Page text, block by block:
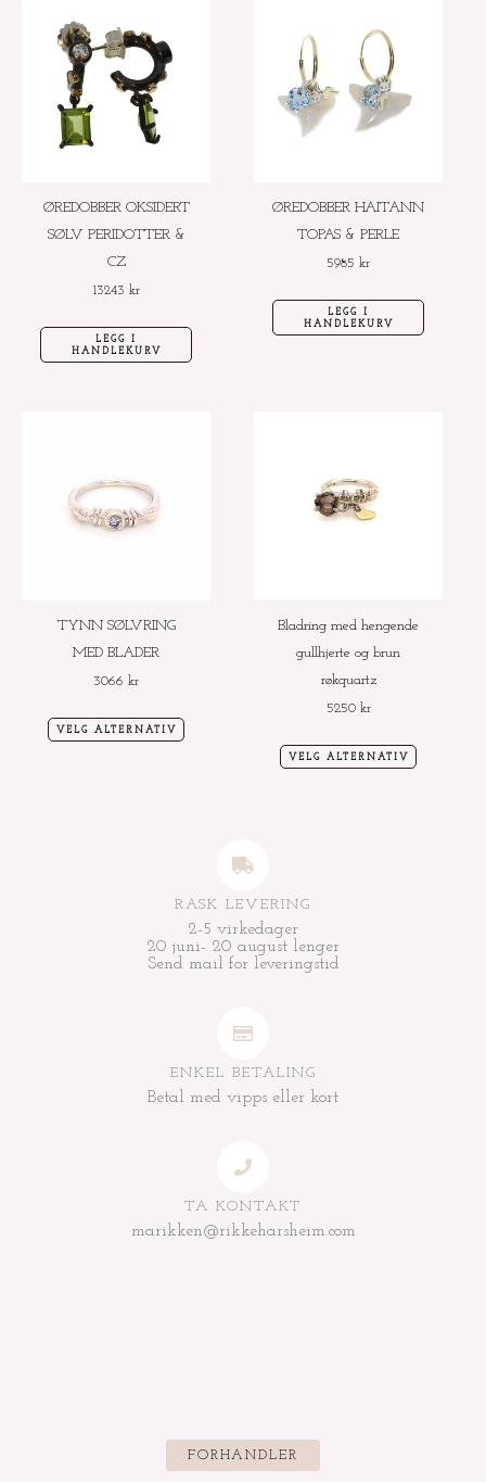
ØREDOBBER OKSIDERT
SØLV PERIDOTTER &
CZ
13243 kr
LEGG I
HANDLEKURV
ØREDOBBER HAITANN
TOPAS & PERLE
5985 kr
LEGG I
HANDLEKURV
TYNN SØLVRING
MED BLADER
3066 kr
VELG ALTERNATIV
Bladring med hengende
gullhjerte og brun
røkquartz
5250 kr
VELG ALTERNATIV
RASK LEVERING
2-5 virkedager
20 juni- 20 august lenger
Send mail for leveringstid
ENKEL BETALING
Betal med vipps eller kort
TA KONTAKT
marikken@rikkeharsheim.com
FORHANDLER